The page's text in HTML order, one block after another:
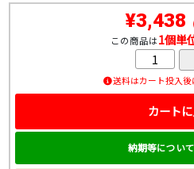
¥3,438
この商品は1個単
送料はカート投入
カート
納期等につい